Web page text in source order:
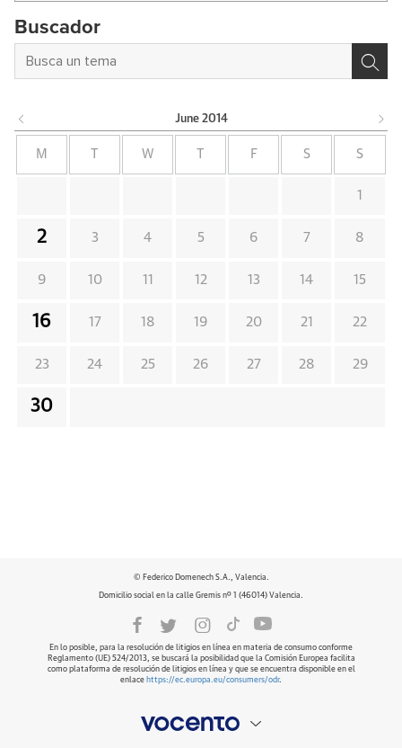
Buscador
June 2014
M W F S S
1
2 3 4 5 6 7 8
9 10 11 12 13 14 15
16 17 18 19 20 21 22
23 24 25 26 27 28 29
30
© Federico Domenech S.A., Valencia.
Domicilio social en la calle Gremis nº 1 (46014) Valencia.
En lo posible, para la resolución de litigios en línea en materia de consumo conforme
Reglamento (UE) 524/2013, se buscará la posibilidad que la Comisión Europea facilita
como plataforma de resolución de litigios en línea y que se encuentra disponible en el
enlace https://ec.europa.eu/consumers/odr.